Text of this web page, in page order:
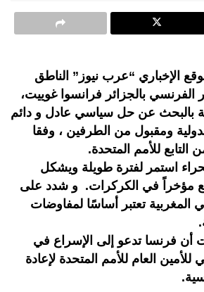
الإخباري “عرب نيوز” الناطق
الفرنسي بالجزائر فرانسوا غوييت،
بالبحث عن حل سياسي عادل و دائم
ومقبول من الطرفين ، وفقا
للأمم المتحدة.
استمر لفترة طويلة ويشكل
مؤخراً في الكركرات. و شدد على
المغربية تعتبر أساسًا لمفاوضات
أن فرنسا تدعو إلى الإسراع في
العام للأمم المتحدة لإعادة